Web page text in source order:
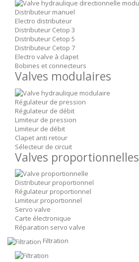
Distributeur manuel
Electro distributeur
Distributeur Cetop 3
Distributeur Cetop 5
Distributeur Cetop 7
Electro valve à clapet
Bobines et connecteurs
Valves modulaires
Régulateur de pression
Régulateur de débit
Limiteur de pression
Limiteur de débit
Clapet anti retour
Sélecteur de circuit
Valves proportionnelles
Distributeur proportionnel
Régulateur proportionnel
Limiteur proportionnel
Servo valve
Carte électronique
Réparation servo valve
Filtration